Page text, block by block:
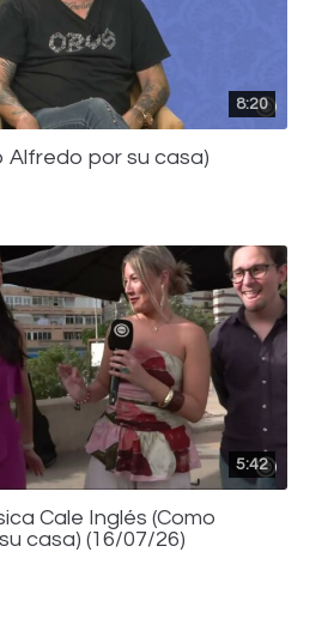
8:20
Alfredo por su casa)
5:42
Cale Inglés (Como
casa) (16/07/26)